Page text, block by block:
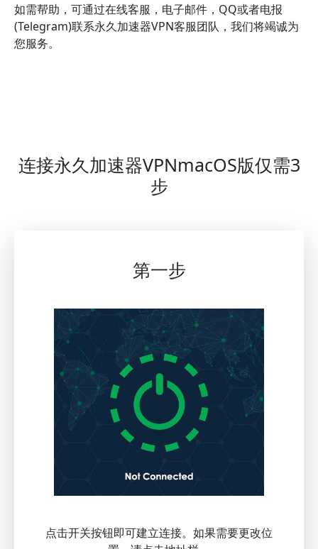
如需帮助，可通过在线客服，电子邮件，QQ或者电报
(Telegram)联系永久加速器VPN客服团队，我们将竭诚为
您服务。
连接永久加速器VPNmacOS版仅需3
步
第一步
点击开关按钮即可建立连接。如果需要更改位